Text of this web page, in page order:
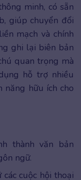
minh, có sẵn
giúp chuyển đổi
mạch và chính
ghi lại biên bản
quan trọng mà
hỗ trợ nhiều
năng hữu ích cho
thành văn bản
ngữ.
cuộc hội thoại